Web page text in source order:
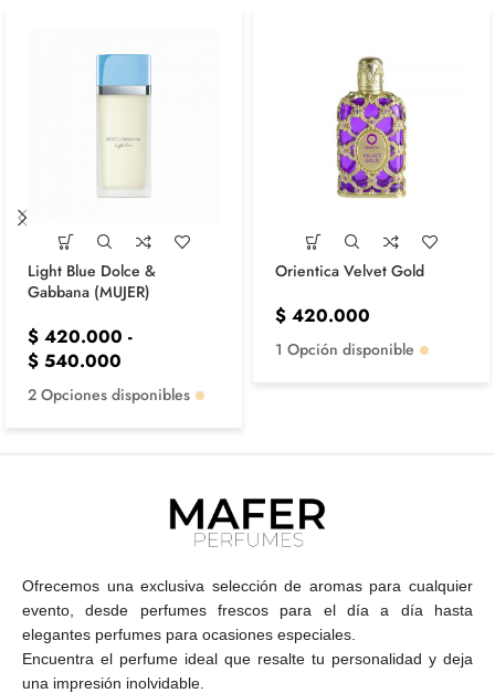
Light Blue Dolce &
Gabbana (MUJER)
$ 420.000 -
$ 540.000
2 Opciones disponibles
Orientica Velvet Gold
$ 420.000
1 Opción disponible
Ofrecemos una exclusiva selección de aromas para cualquier
evento, desde perfumes frescos para el día a día hasta
elegantes perfumes para ocasiones especiales.
Encuentra el perfume ideal que resalte tu personalidad y deja
una impresión inolvidable.